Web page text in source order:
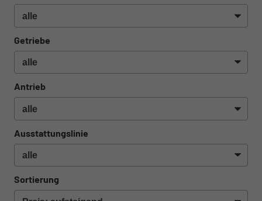
Getriebe
Antrieb
Ausstattungslinie
Sortierung